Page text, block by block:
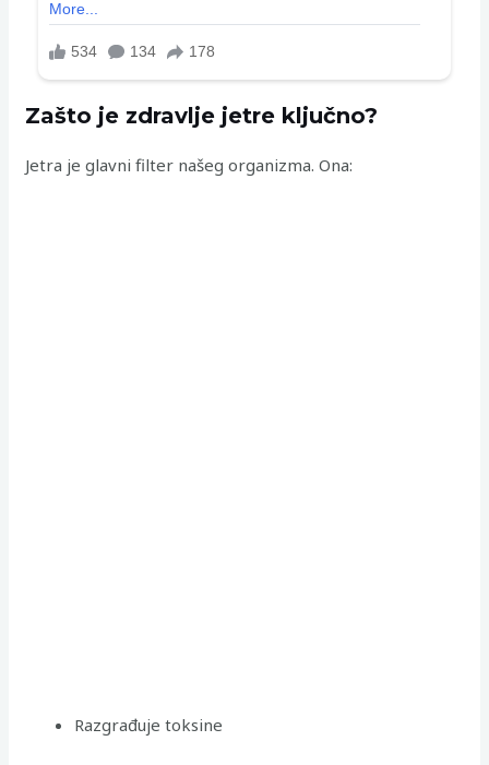
Zašto je zdravlje jetre ključno?
Jetra je glavni filter našeg organizma. Ona:
Razgrađuje toksine